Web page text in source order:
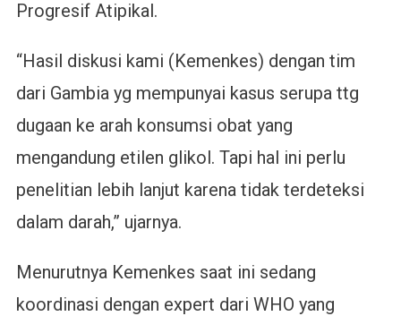
Progresif Atipikal.
“Hasil diskusi kami (Kemenkes) dengan tim
dari Gambia yg mempunyai kasus serupa ttg
dugaan ke arah konsumsi obat yang
mengandung etilen glikol. Tapi hal ini perlu
penelitian lebih lanjut karena tidak terdeteksi
dalam darah,” ujarnya.
Menurutnya Kemenkes saat ini sedang
koordinasi dengan expert dari WHO yang